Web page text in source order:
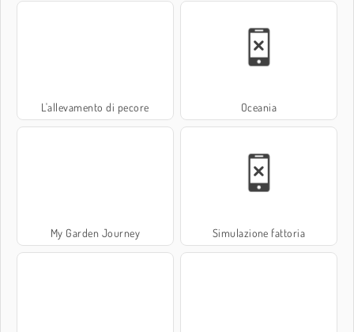
L'allevamento di pecore Oceania
My Garden Journey Simulazione fattoria